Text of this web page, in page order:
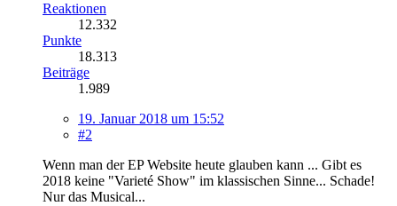
Reaktionen
12.332
Punkte
18.313
Beiträge
1.989
19. Januar 2018 um 15:52
#2
Wenn man der EP Website heute glauben kann ... Gibt es
2018 keine "Varieté Show" im klassischen Sinne... Schade!
Nur das Musical...